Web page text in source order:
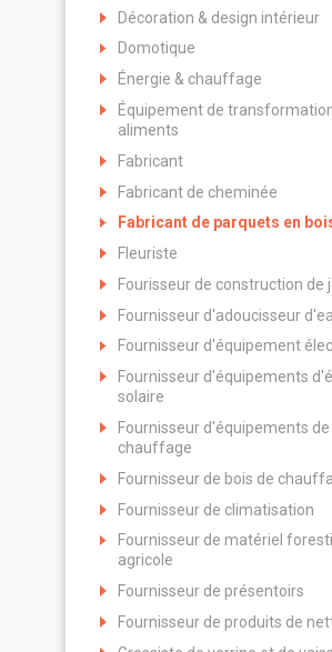
Décoration & design intérieur
Domotique
Énergie & chauffage
Équipement de
aliments
Fabricant
Fabricant de cheminée
Fabricant de parquets en
Fleuriste
Fourisseur de construction de
Fournisseur d'adoucisseur
Fournisseur d'équipement
Fournisseur d'équipements
solaire
Fournisseur d'équipements de
chauffage
Fournisseur de bois de
Fournisseur de climatisation
Fournisseur de matériel
agricole
Fournisseur de présentoirs
Fournisseur de produits de